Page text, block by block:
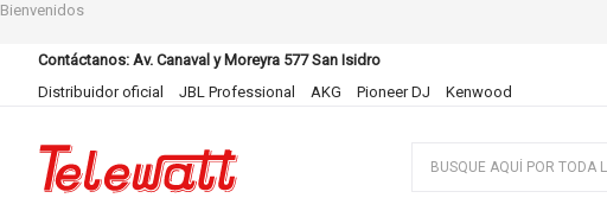
Bienvenidos
Contáctanos: Av. Canaval y Moreyra 577 San Isidro
Distribuidor oficial
JBL Professional AKG Pioneer DJ Kenwood